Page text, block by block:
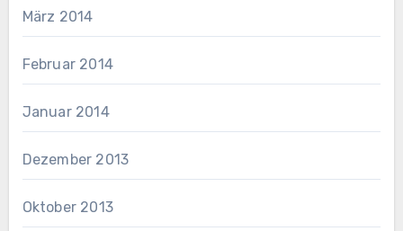
März 2014
Februar 2014
Januar 2014
Dezember 2013
Oktober 2013